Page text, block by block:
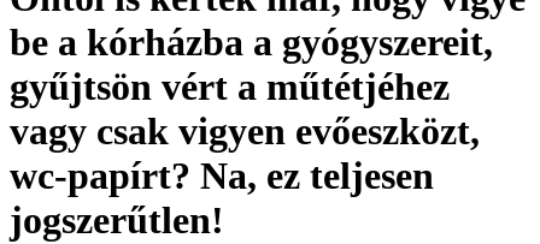
be a kórházba a gyógyszereit,
gyűjtsön vért a műtétjéhez
vagy csak vigyen evőeszközt,
wc-papírt? Na, ez teljesen
jogszerűtlen!